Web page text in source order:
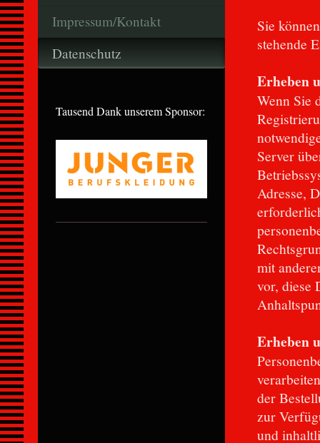
Sie
stehende
Erheben
Wenn Sie
Server
Adresse,
mit
vor, diese
Erheben
der
zur
und
Impressum/Kontakt
Datenschutz
Tausend Dank unserem Sponsor: